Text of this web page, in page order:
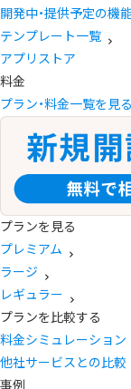
開発中・提供予定の機
テンプレート一覧
アプリストア
料金
プラン・料金一覧を見る
プランを見る
プレミアム
ラージ
レギュラー
プランを比較する
料金シミュレーション
他社サービスとの比較
事例